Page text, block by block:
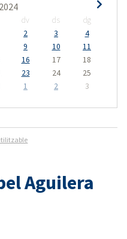
dv ds
dg
2 3
4
9 10
11
16 17
18
23 24
25
1 2 3
Aguilera